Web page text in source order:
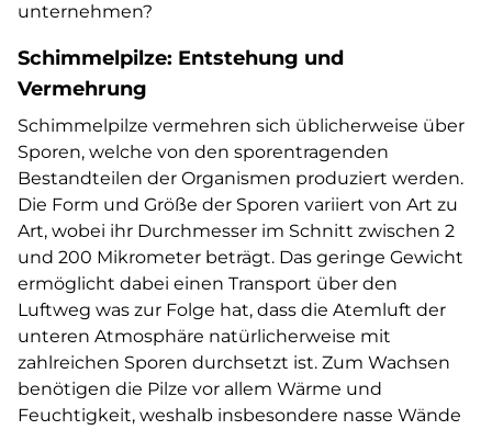
unternehmen?
Schimmelpilze: Entstehung und
Vermehrung
Schimmelpilze vermehren sich üblicherweise über
Sporen, welche von den sporentragenden
Bestandteilen der Organismen produziert werden.
Die Form und Größe der Sporen variiert von Art zu
Art, wobei ihr Durchmesser im Schnitt zwischen 2
und 200 Mikrometer beträgt. Das geringe Gewicht
ermöglicht dabei einen Transport über den
Luftweg was zur Folge hat, dass die Atemluft der
unteren Atmosphäre natürlicherweise mit
zahlreichen Sporen durchsetzt ist. Zum Wachsen
benötigen die Pilze vor allem Wärme und
Feuchtigkeit, weshalb insbesondere nasse Wände